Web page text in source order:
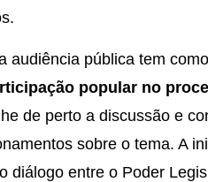
audiência pública tem
popular no
de perto a discussão e
sobre o tema. A
diálogo entre o Poder